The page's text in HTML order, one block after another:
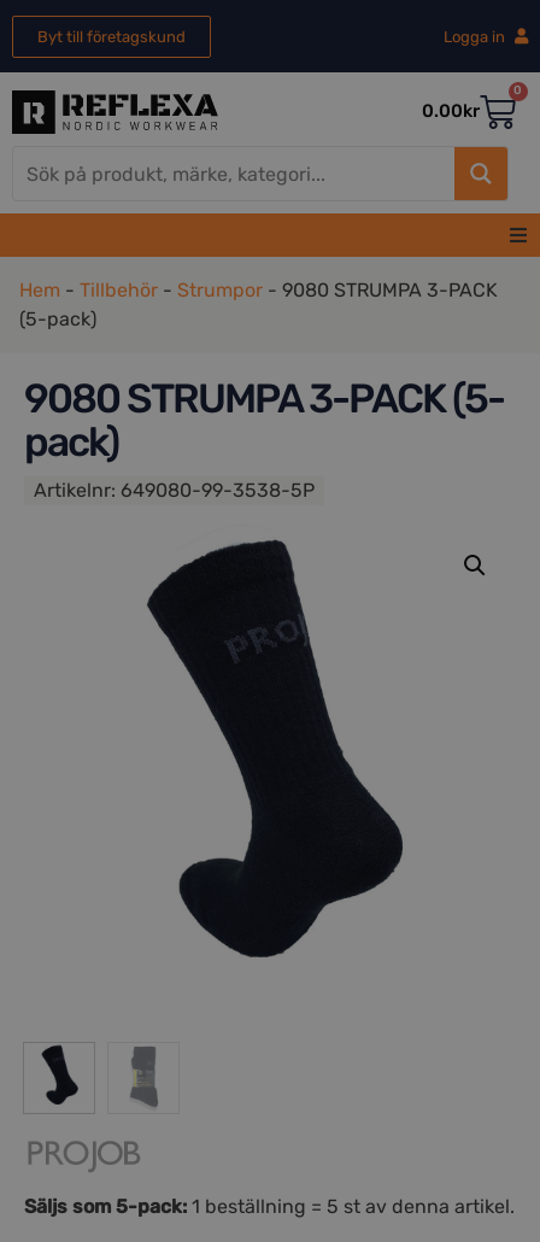
Byt till företagskund Logga in
0.00kr
0
Hem
Dam
REA
Hem - Tillbehör - Strumpor - 9080 STRUMPA 3-PACK
(5-pack)
9080 STRUMPA 3-PACK (5-
pack)
Artikelnr: 649080-99-3538-5P
Säljs som 5-pack: 1 beställning = 5 st av denna artikel.